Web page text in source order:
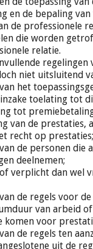
en de bepaling
de professionele
die worden
relatie.
niet uitsluitend
het
toelating tot
tot
van de prestaties,
recht op prestaties;
de personen die
deelnemen;
verplicht dan wel
de regels voor
van arbeid
komen voor
de regels ten
uit de